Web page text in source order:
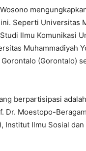
Seperti Universitas
Ilmu Komunikasi
Muhammadiyah
(Gorontalo)
berpartisipasi
Dr. Moestopo-
Institut Ilmu Sosial